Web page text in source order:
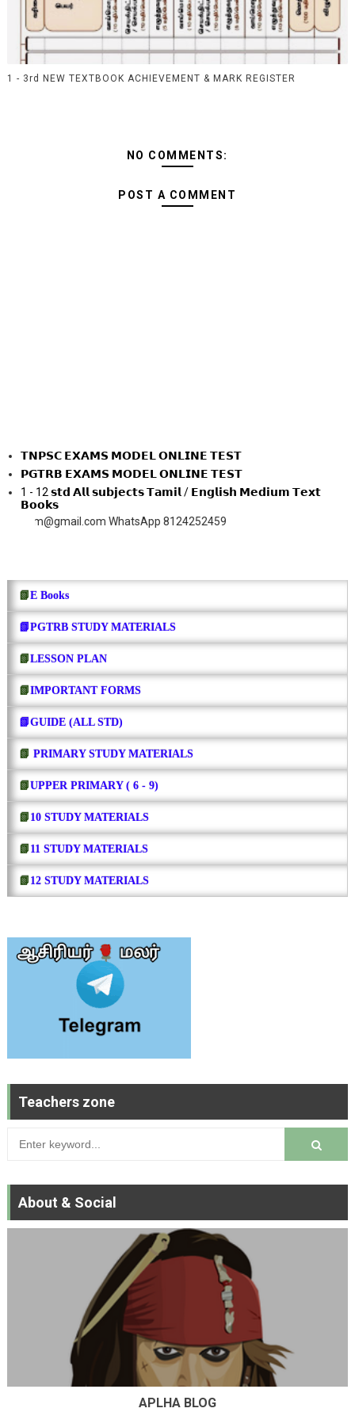
1 - 3rd NEW TEXTBOOK ACHIEVEMENT & MARK REGISTER
NO COMMENTS:
POST A COMMENT
𝗧𝗡𝗣𝗦𝗖 𝗘𝗫𝗔𝗠𝗦 𝗠𝗢𝗗𝗘𝗟 𝗢𝗡𝗟𝗜𝗡𝗘 𝗧𝗘𝗦𝗧
𝗣𝗚𝗧𝗥𝗕 𝗘𝗫𝗔𝗠𝗦 𝗠𝗢𝗗𝗘𝗟 𝗢𝗡𝗟𝗜𝗡𝗘 𝗧𝗘𝗦𝗧
1 - 12 𝘀𝘁𝗱 𝗔𝗹𝗹 𝘀𝘂𝗯𝗷𝗲𝗰𝘁𝘀 𝗧𝗮𝗺𝗶𝗹 / 𝗘𝗻𝗴𝗹𝗶𝘀𝗵 𝗠𝗲𝗱𝗶𝘂𝗺 𝗧𝗲𝘅𝘁
𝗕𝗼𝗼𝗸𝘀
WhatsApp 8124252459
📗E Books
📗PGTRB STUDY MATERIALS
📗LESSON PLAN
📗IMPORTANT FORMS
📗GUIDE (ALL STD)
📗 PRIMARY STUDY MATERIALS
📗UPPER PRIMARY ( 6 - 9)
📗 10 STUDY MATERIALS
📗 11 STUDY MATERIALS
📗 12 STUDY MATERIALS
Teachers zone
About & Social
APLHA BLOG